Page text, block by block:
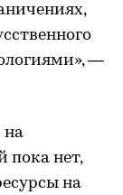
—
на
пока нет,
на